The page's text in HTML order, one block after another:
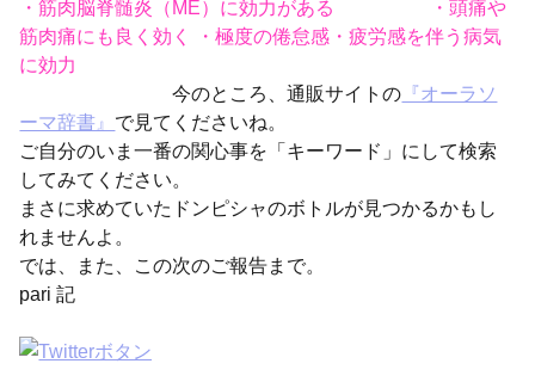
・筋肉脳脊髄炎（ME）に効力がある ・頭痛や
筋肉痛にも良く効く ・極度の倦怠感・疲労感を伴う病気
に効力
今のところ、通販サイトの 『オーラソ
ーマ辞書』 で見てくださいね。
ご自分のいま一番の関心事を「キーワード」にして検索
してみてください。
まさに求めていたドンピシャのボトルが見つかるかもし
れませんよ。
では、また、この次のご報告まで。
pari 記